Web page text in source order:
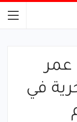
عمر
في